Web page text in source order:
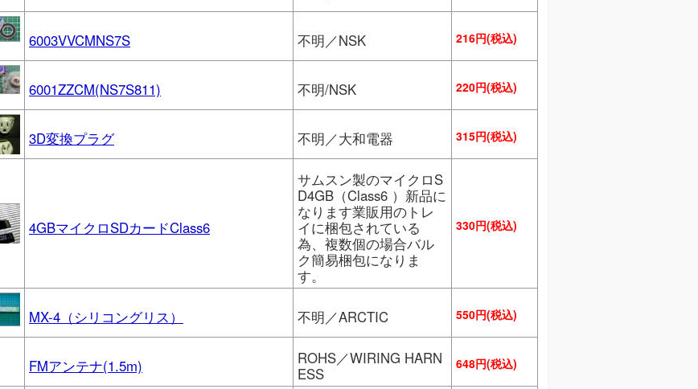
6003VVCMNS7S 不明／NSK 216円(税込)
6001ZZCM(NS7S811) 不明/NSK 220円(税込)
3D変換プラグ 不明／大和電器 315円(税込)
4GBマイクロSDカードClass6
サムスン製のマイクロS
D4GB（Class6 ）新品に
なります業販用のトレ
イに梱包されている
為、複数個の場合バル
ク簡易梱包になりま
す。
330円(税込)
MX-4（シリコングリス） 不明／ARCTIC 550円(税込)
FMアンテナ(1.5m)
ROHS／WIRING HARN
ESS
648円(税込)